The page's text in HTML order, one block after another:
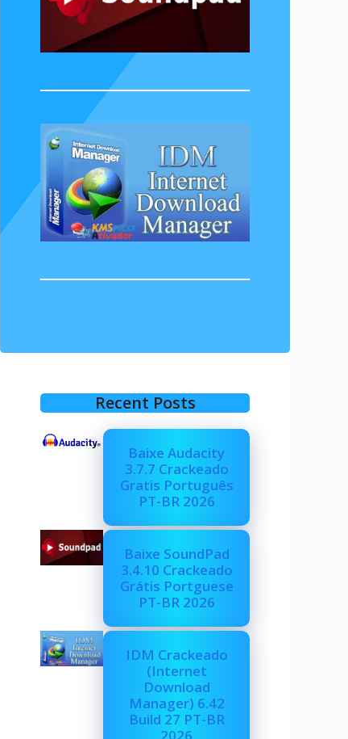
Recent Posts
Baixe Audacity
3.7.7 Crackeado
Gratis Português
PT-BR 2026
Baixe SoundPad
3.4.10 Crackeado
Grátis Portguese
PT-BR 2026
IDM Crackeado
(Internet
Download
Manager) 6.42
Build 27 PT-BR
2026